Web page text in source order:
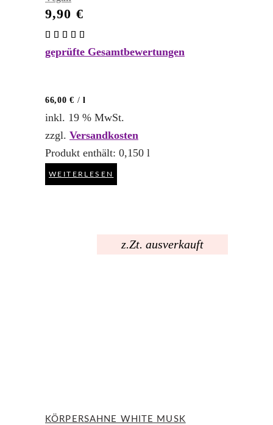
9,90 €
5.00
geprüfte Gesamtbewertungen
66,00€ /l
inkl. 19 % MwSt.
zzgl. Versandkosten
Produkt enthält: 0,150 l
WEITERLESEN
z.Zt. ausverkauft
KÖRPERSAHNE WHITE MUSK